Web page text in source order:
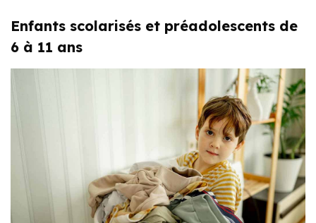
Enfants scolarisés et préadolescents de
6 à 11 ans